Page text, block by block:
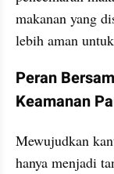
makanan yang
lebih aman
Peran
Keamanan
Mewujudkan
hanya menjadi